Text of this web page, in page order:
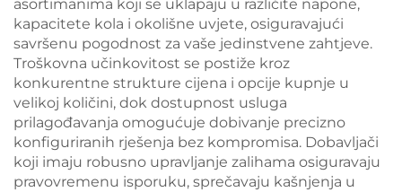
asortimanima koji se uklapaju u različite napone,
kapacitete kola i okolišne uvjete, osiguravajući
savršenu pogodnost za vaše jedinstvene zahtjeve.
Troškovna učinkovitost se postiže kroz
konkurentne strukture cijena i opcije kupnje u
velikoj količini, dok dostupnost usluga
prilagođavanja omogućuje dobivanje precizno
konfiguriranih rješenja bez kompromisa. Dobavljači
koji imaju robusno upravljanje zalihama osiguravaju
pravovremenu isporuku, sprečavaju kašnjenja u